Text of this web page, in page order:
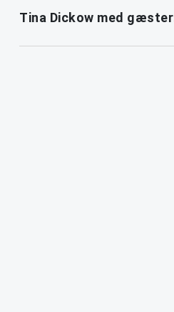
Tina Dickow med